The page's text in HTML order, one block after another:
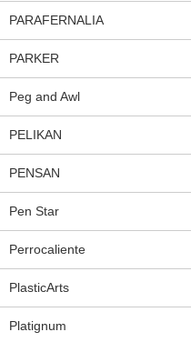
PARAFERNALIA
PARKER
Peg and Awl
PELIKAN
PENSAN
Pen Star
Perrocaliente
PlasticArts
Platignum